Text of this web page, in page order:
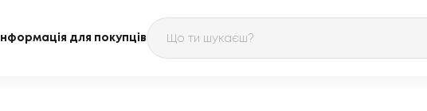
Інформація для покупців